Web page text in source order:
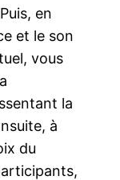
en
et le son
vous
la
à
du